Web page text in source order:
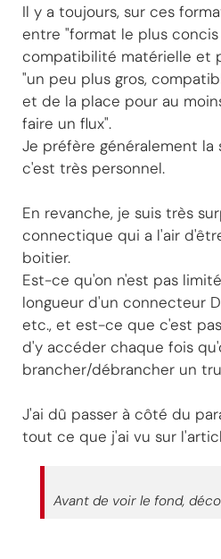
Il y a toujours, sur ces
entre "format le plus
compatibilité matérielle et
"un peu plus gros,
et de la place pour au
faire un flux".
Je préfère généralement la
c'est très personnel.
En revanche, je suis très
connectique qui a l'air
boitier.
Est-ce qu'on n'est pas
longueur d'un connecteur
etc., et est-ce que c'est
d'y accéder chaque fois
brancher/débrancher un
J'ai dû passer à côté du
tout ce que j'ai vu sur
Avant de voir le fond,